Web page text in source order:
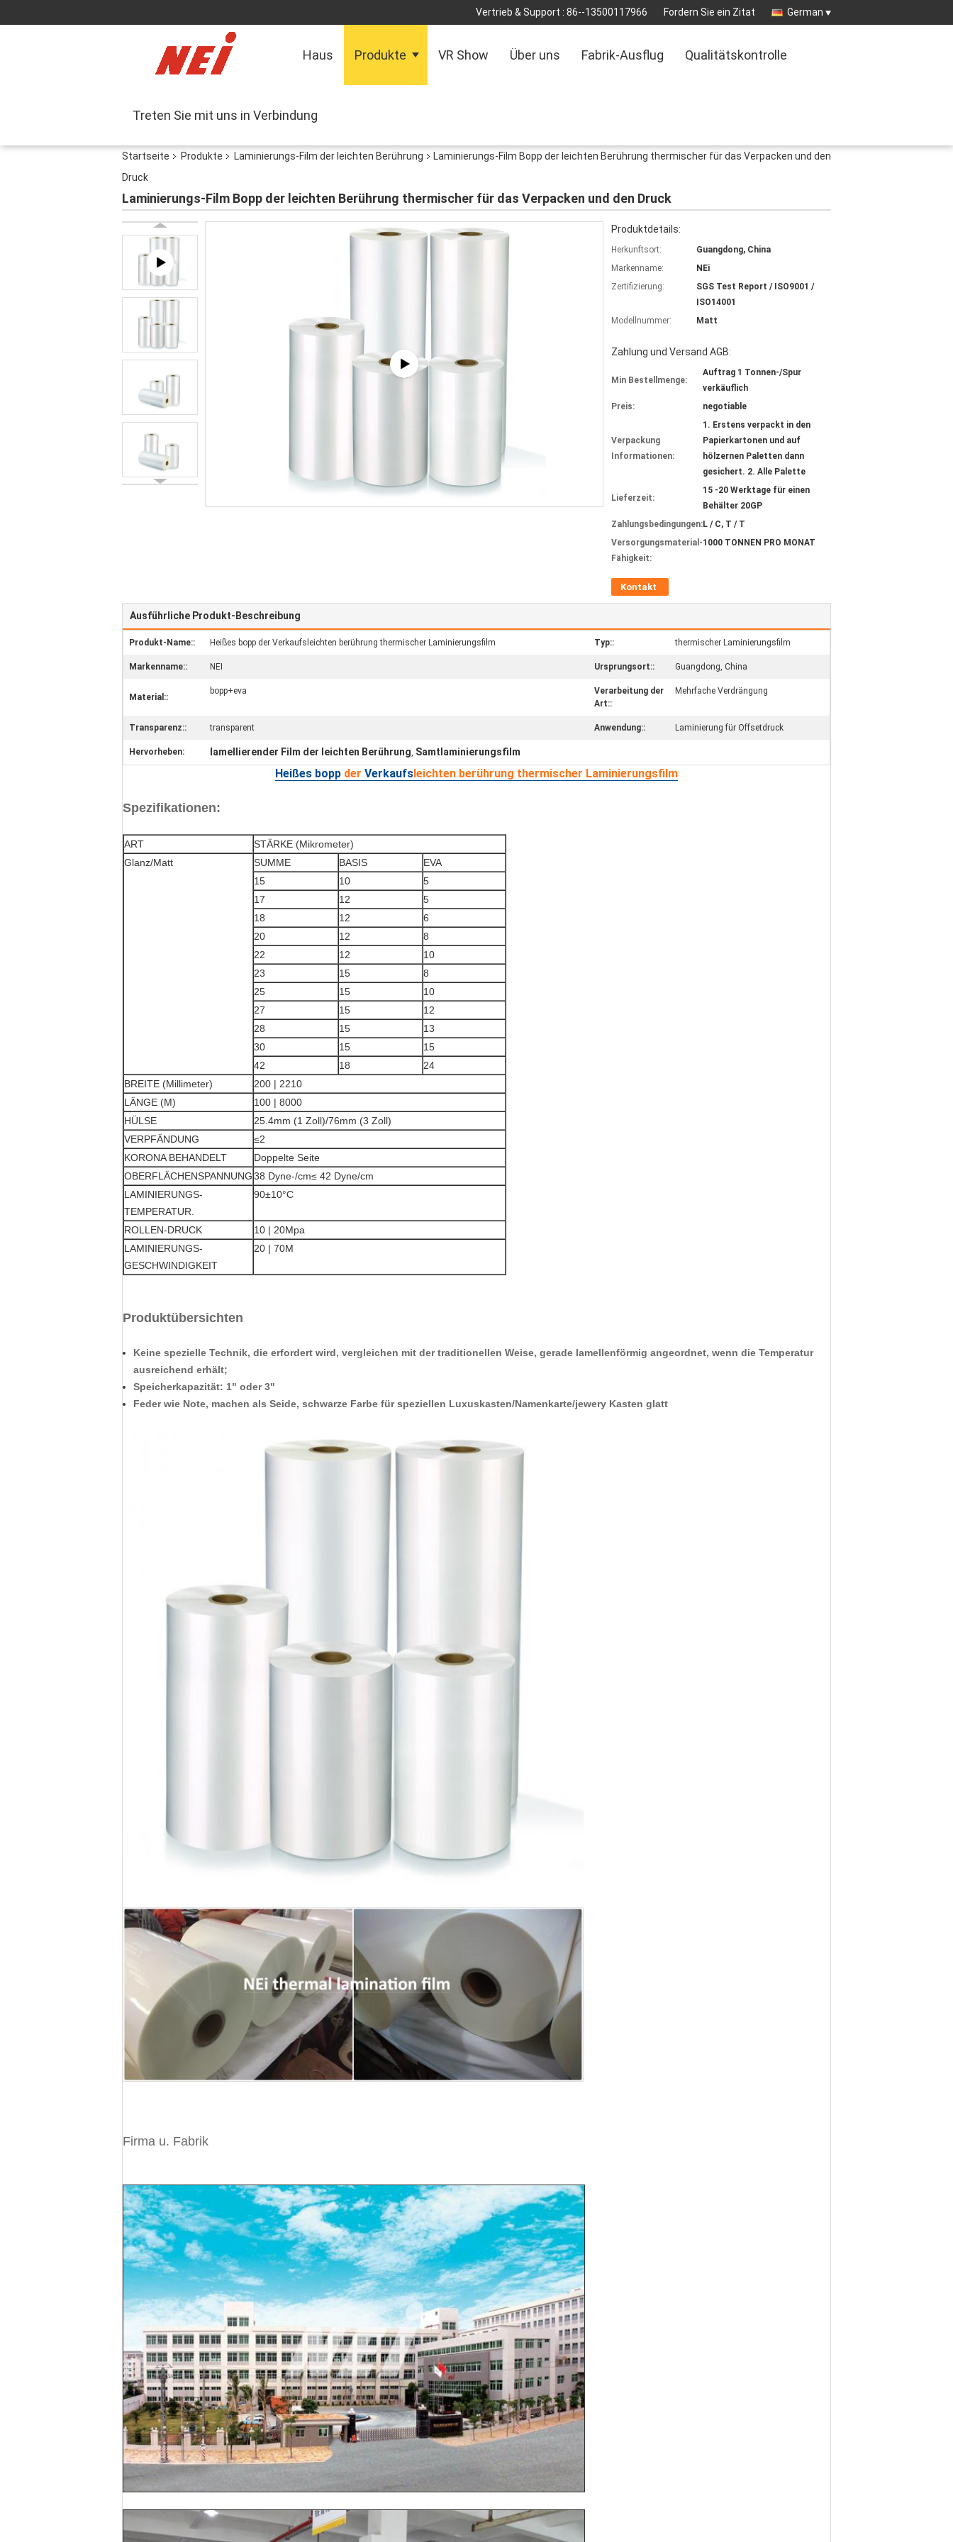
Vertrieb & Support : 86--13500117966 Fordern Sie ein Zitat German
Haus Produkte VR Show Über uns Fabrik-Ausflug Qualitätskontrolle
Treten Sie mit uns in Verbindung
Startseite Produkte Laminierungs-Film der leichten Berührung
Laminierungs-Film Bopp der leichten Berührung thermischer für das Verpacken und den
Druck
Laminierungs-Film Bopp der leichten Berührung thermischer für das Verpacken und den Druck
Produktdetails:
Herkunftsort:
Guangdong, China
Markenname:
NEi
Zertifizierung:
SGS Test Report / ISO9001 /
ISO14001
Modellnummer:
Matt
Zahlung und Versand AGB:
Min Bestellmenge:
Auftrag 1 Tonnen-/Spur
verkäuflich
Preis:
negotiable
Verpackung
Informationen:
1. Erstens verpackt in den
Papierkartonen und auf
hölzernen Paletten dann
gesichert. 2. Alle Palette
Lieferzeit:
15 -20 Werktage für einen
Behälter 20GP
Zahlungsbedingungen:L / C, T / T
Versorgungsmaterial-
Fähigkeit:
1000 TONNEN PRO MONAT
Kontakt
Ausführliche Produkt-Beschreibung
Produkt-Name:: Heißes bopp der Verkaufsleichten berührung thermischer Laminierungsfilm Typ:: thermischer Laminierungsfilm
Markenname:: NEI Ursprungsort:: Guangdong, China
Material::
bopp+eva
Verarbeitung der
Art::
Mehrfache Verdrängung
Transparenz:: transparent Anwendung:: Laminierung für Offsetdruck
Hervorheben: lamellierender Film der leichten Berührung, Samtlaminierungsfilm
Heißes bopp der Verkaufsleichten berührung thermischer Laminierungsfilm
Spezifikationen:
ART
STÄRKE (Mikrometer)
Glanz/Matt
SUMME BASIS
EVA
15
10
5
17
12
5
18
12
6
20
12
8
22
12
10
23
15
8
25
15
10
27
15
12
28
15
13
30
15
15
42
18
24
BREITE (Millimeter)
200 | 2210
LÄNGE (M)
100 | 8000
HÜLSE
25.4mm (1 Zoll)/76mm (3 Zoll)
VERPFÄNDUNG
≤2
KORONA BEHANDELT
Doppelte Seite
OBERFLÄCHENSPANNUNG38 Dyne-/cm≤ 42 Dyne/cm
LAMINIERUNGS-
TEMPERATUR.
90±10°C
ROLLEN-DRUCK
10 | 20Mpa
LAMINIERUNGS-
GESCHWINDIGKEIT
20 | 70M
Produktübersichten
Keine spezielle Technik, die erfordert wird, vergleichen mit der traditionellen Weise, gerade lamellenförmig angeordnet, wenn die Temperatur
ausreichend erhält;
Speicherkapazität: 1" oder 3"
Feder wie Note, machen als Seide, schwarze Farbe für speziellen Luxuskasten/Namenkarte/jewery Kasten glatt
Firma u. Fabrik